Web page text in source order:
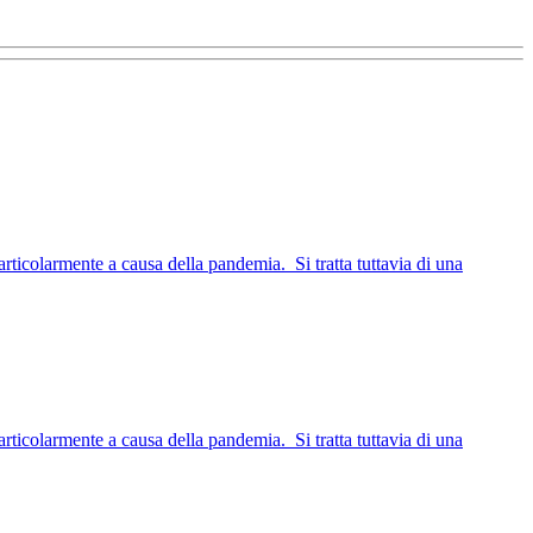
a causa della pandemia. Si tratta tuttavia di una
a causa della pandemia. Si tratta tuttavia di una